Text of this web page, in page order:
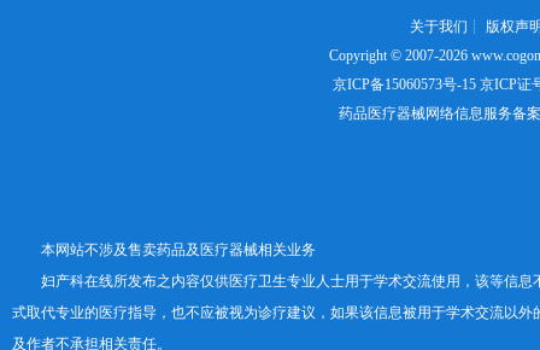
关于我们 ┊ 版权声
Copyright © 2007-2026
京ICP备15060573号-15京ICP证
药品医疗器械网络信息服务备
本网站不涉及售卖药品及医疗器械相关业务
妇产科在线所发布之内容仅供医疗卫生专业人士用于学术交流使用，该等信息
式取代专业的医疗指导，也不应被视为诊疗建议，如果该信息被用于学术交流以外
及作者不承担相关责任。